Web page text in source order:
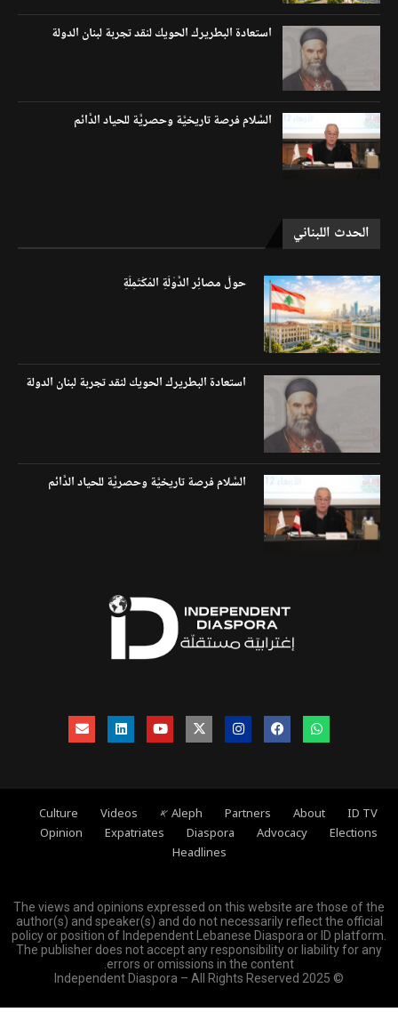
استعادة البطريرك الحويك لنقد تجربة لبنان الدولة
السَّلام فرصة تاريخيَّة وحصريَّة للحياد الدَّائم
الحدث اللبناني
حولَ مصائِر الدَّوْلَةِ المُكْتَمِلَةِ
استعادة البطريرك الحويك لنقد تجربة لبنان الدولة
السَّلام فرصة تاريخيَّة وحصريَّة للحياد الدَّائم
ID TV
About
Partners
Aleph 𐤀
Videos
Culture
Elections
Advocacy
Diaspora
Expatriates
Opinion
Headlines
The views and opinions expressed on this website are those of the
author(s) and speaker(s) and do not necessarily reflect the official
policy or position of Independent Lebanese Diaspora or ID platform.
The publisher does not accept any responsibility or liability for any
errors or omissions in the content.
© 2025 Independent Diaspora – All Rights Reserved